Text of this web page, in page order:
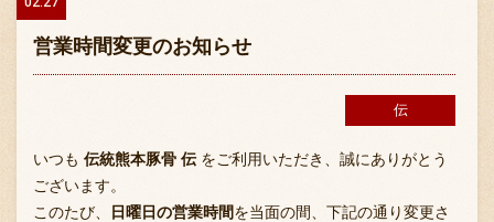
お知らせ
営業時間変更のお知らせ
伝
いつも 伝統熊本豚骨 伝をご利用いただき、誠にありがとう
ございます。
このたび、
日曜日の営業時間を当面の間、下記の通り変更さ